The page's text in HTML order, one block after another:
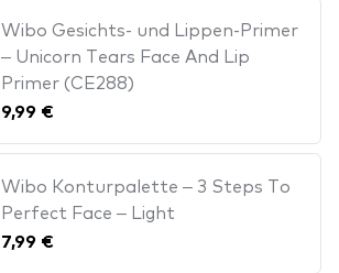
Wibo Gesichts- und Lippen-Primer
– Unicorn Tears Face And Lip
Primer (CE288)
9,99 €
Wibo Konturpalette – 3 Steps To
Perfect Face – Light
7,99 €